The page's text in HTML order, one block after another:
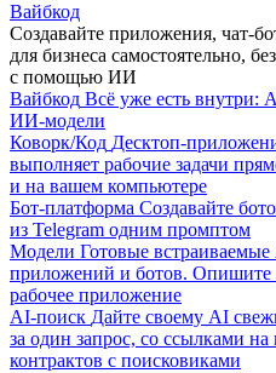
Вайбкод
Создавайте приложения, чат-
для бизнеса самостоятельно,
с помощью ИИ
Вайбкод Всё уже есть внутри:
ИИ-модели
Коворк/Код Десктоп-
выполняет рабочие задачи
и на вашем компьютере
Бот-платформа Создавайте
из Telegram одним промптом
Модели Готовые
приложений и ботов. Опишите
рабочее приложение
AI-поиск Дайте своему AI
за один запрос, со ссылками
контрактов с поисковиками